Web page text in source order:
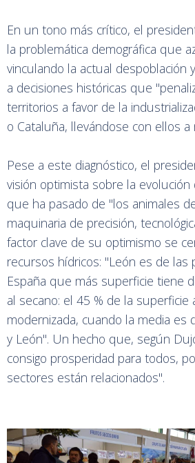
En un tono más crítico, el
la problemática demográfica que
vinculando la actual despoblación
a decisiones históricas que
territorios a favor de la
o Cataluña, llevándose con ellos
Pese a este diagnóstico, el
visión optimista sobre la evolución
que ha pasado de "los animales
maquinaria de precisión,
factor clave de su optimismo se
recursos hídricos: "León es de las
España que más superficie tiene
al secano: el 45 % de la superficie
modernizada, cuando la media es
y León". Un hecho que, según
consigo prosperidad para todos,
sectores están relacionados".